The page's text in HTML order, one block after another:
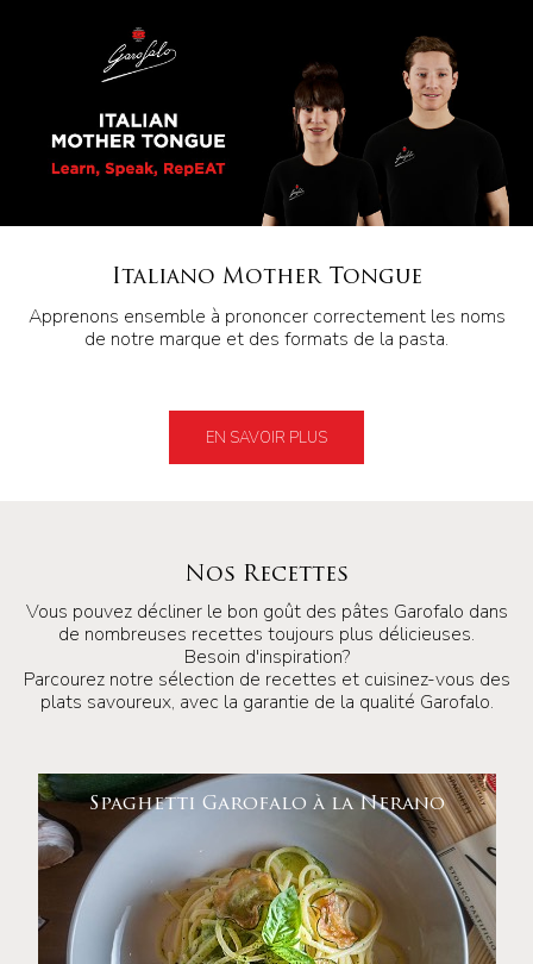
Italiano Mother Tongue
Apprenons ensemble à prononcer correctement les noms
de notre marque et des formats de la pasta.
EN SAVOIR PLUS
Nos Recettes
Vous pouvez décliner le bon goût des pâtes Garofalo dans
de nombreuses recettes toujours plus délicieuses.
Besoin d'inspiration?
Parcourez notre sélection de recettes et cuisinez-vous des
plats savoureux, avec la garantie de la qualité Garofalo.
Spaghetti Garofalo à la Nerano